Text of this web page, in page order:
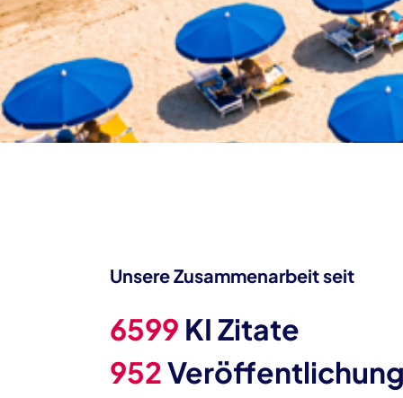
Unsere Zusammenarbeit seit
6599 KI Zitate
952
Name: _ga, ga*, _gid, _gat
Anbieter: Google Ireland Limited
Zweck:
Analyse des Nutzerverhaltens
Website (Seitenaufrufe,
Cookie Laufzeit: 1 Tag – 2 Jahre
Zweck:
Verwaltung und Ausspielung von
MARKETING